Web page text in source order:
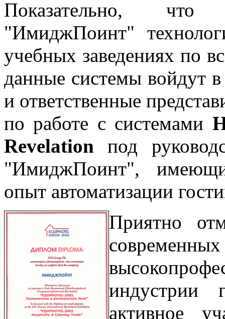
Показательно, что
"ИмиджПоинт"
учебных заведениях по
данные системы войдут
и ответственные
по работе с системами
Revelation под
"ИмиджПоинт",
опыт автоматизации
Приятно
индустрии
активное